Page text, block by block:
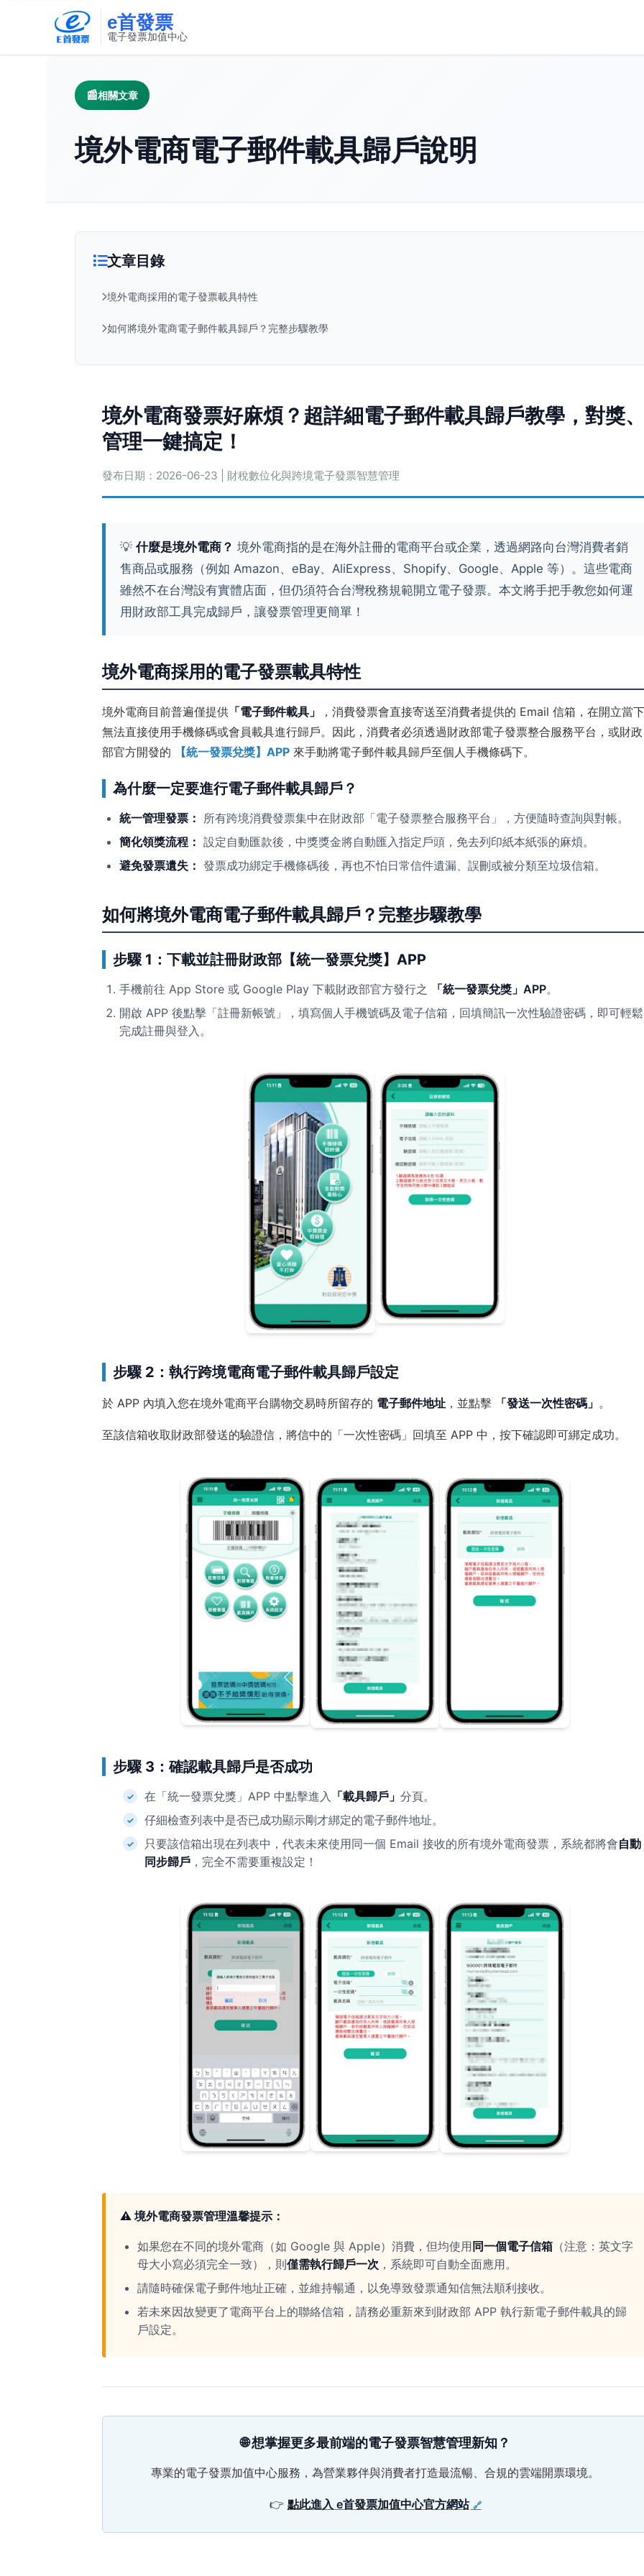
e首發票
電子發票加值中心
相關文章
境外電商電子郵件載具歸戶說明
文章目錄
境外電商採用的電子發票載具特性
如何將境外電商電子郵件載具歸戶？完整步驟教學
境外電商發票好麻煩？超詳細電子郵件載具歸戶教學，對獎
管理一鍵搞定！
發布日期：2026-06-23 | 財稅數位化與跨境電子發票智慧管理
💡什麼是境外電商？ 境外電商指的是在海外註冊的電商平台或企業，透過網路向台灣消費者銷
售商品或服務（例如 Amazon、eBay、AliExpress、Shopify、Google、Apple 等）。這些電商
雖然不在台灣設有實體店面，但仍須符合台灣稅務規範開立電子發票。本文將手把手教您如何運
用財政部工具完成歸戶，讓發票管理更簡單！
境外電商採用的電子發票載具特性
境外電商目前普遍僅提供 「電子郵件載具」
，消費發票會直接寄送至消費者提供的 Email 信箱，在開立當下
無法直接使用手機條碼或會員載具進行歸戶。因此，消費者必須透過財政部電子發票整合服務平台，或財政
部官方開發的
【統一發票兌獎】APP 來手動將電子郵件載具歸戶至個人手機條碼下。
為什麼一定要進行電子郵件載具歸戶？
統一管理發票： 所有跨境消費發票集中在財政部「電子發票整合服務平台」，方便隨時查詢與對帳。
簡化領獎流程： 設定自動匯款後，中獎獎金將自動匯入指定戶頭，免去列印紙本紙張的麻煩。
避免發票遺失： 發票成功綁定手機條碼後，再也不怕日常信件遺漏、誤刪或被分類至垃圾信箱。
如何將境外電商電子郵件載具歸戶？完整步驟教學
步驟 1：下載並註冊財政部【統一發票兌獎】APP
手機前往 App Store 或 Google Play 下載財政部官方發行之 「統一發票兌獎」APP。
開啟 APP 後點擊「註冊新帳號」，填寫個人手機號碼及電子信箱，回填簡訊一次性驗證密碼，即可輕鬆
完成註冊與登入。
步驟 2：執行跨境電商電子郵件載具歸戶設定
於 APP 內填入您在境外電商平台購物交易時所留存的 電子郵件地址 ，並點擊 「發送一次性密碼」 。
至該信箱收取財政部發送的驗證信，將信中的「一次性密碼」回填至 APP 中，按下確認即可綁定成功。
步驟 3：確認載具歸戶是否成功
在「統一發票兌獎」APP 中點擊進入 「載具歸戶」 分頁。
仔細檢查列表中是否已成功顯示剛才綁定的電子郵件地址。
只要該信箱出現在列表中，代表未來使用同一個 Email 接收的所有境外電商發票，系統都將會自動
同步歸戶 ，完全不需要重複設定！
⚠️ 境外電商發票管理溫馨提示：
如果您在不同的境外電商（如 Google 與 Apple）消費，但均使用 同一個電子信箱 （注意：英文字
母大小寫必須完全一致），則僅需執行歸戶一次 ，系統即可自動全面應用。
請隨時確保電子郵件地址正確，並維持暢通，以免導致發票通知信無法順利接收。
若未來因故變更了電商平台上的聯絡信箱，請務必重新來到財政部 APP 執行新電子郵件載具的歸
戶設定。
🌐 想掌握更多最前端的電子發票智慧管理新知？
專業的電子發票加值中心服務，為營業夥伴與消費者打造最流暢、合規的雲端開票環境。
👉 點此進入 e首發票加值中心官方網站